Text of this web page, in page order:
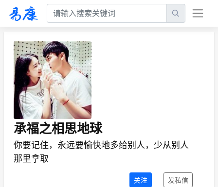
承福之相思地球
你要记住，永远要愉快地多给别人，少从别人
那里拿取
关注 发私信